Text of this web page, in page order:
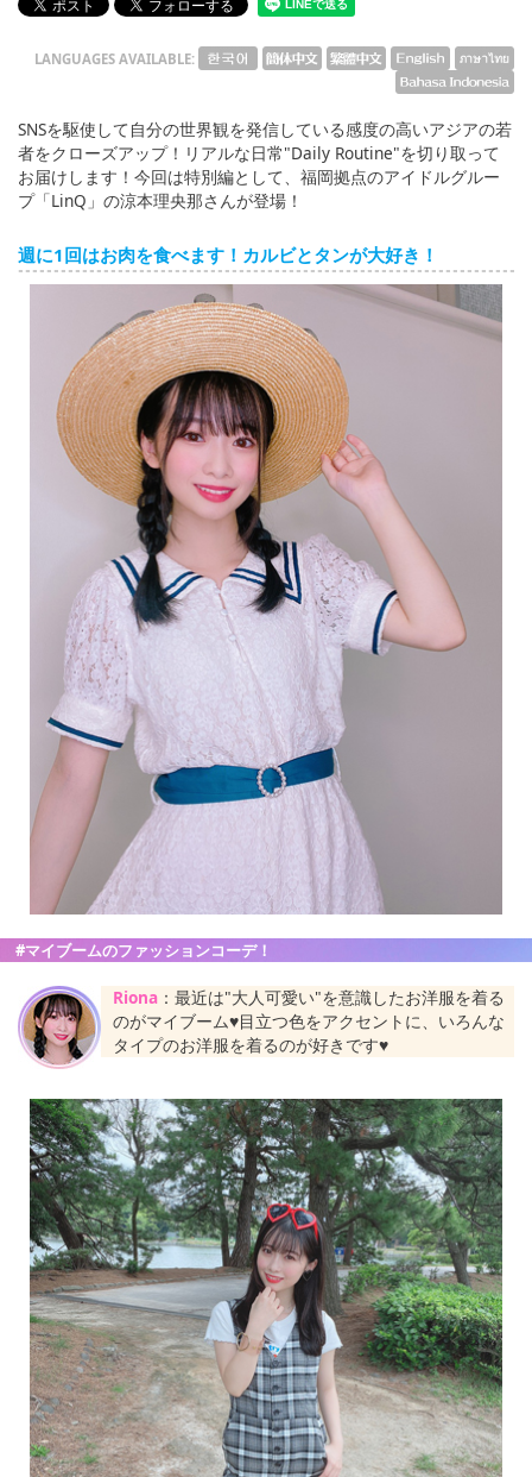
LANGUAGES AVAILABLE:
SNSを駆使して自分の世界観を発信している感度の高いアジアの若
者をクローズアップ！リアルな日常"Daily Routine"を切り取って
お届けします！今回は特別編として、福岡拠点のアイドルグルー
プ「LinQ」の涼本理央那さんが登場！
週に1回はお肉を食べます！カルビとタンが大好き！
#マイブームのファッションコーデ！
Riona ：最近は"大人可愛い"を意識したお洋服を着る
のがマイブーム♥目立つ色をアクセントに、いろんな
タイプのお洋服を着るのが好きです♥